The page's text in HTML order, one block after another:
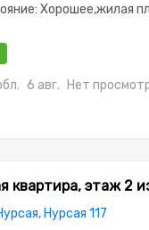
Хорошее,жилая
6 авг. Нет
квартира, этаж 2
Нурсая 117